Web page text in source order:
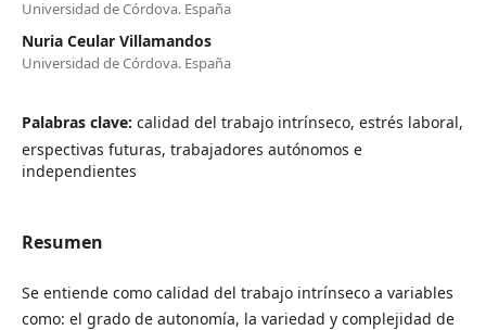
Universidad de Córdova. España
Nuria Ceular Villamandos
Universidad de Córdova. España
Palabras clave: calidad del trabajo intrínseco, estrés laboral,
erspectivas futuras, trabajadores autónomos e
independientes
Resumen
Se entiende como calidad del trabajo intrínseco a variables
como: el grado de autonomía, la variedad y complejidad de